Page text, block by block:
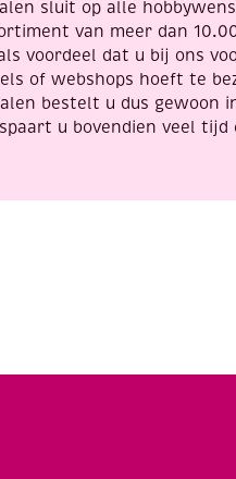
sluit op alle
van meer dan
voordeel dat u bij ons
of webshops hoeft te
bestelt u dus gewoon
u bovendien veel tijd